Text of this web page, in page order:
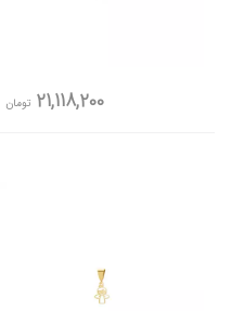
21,118,200 تومان